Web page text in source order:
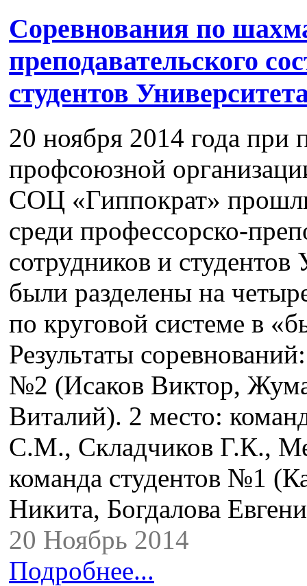
Cоревнования по
преподавательского
студентов
20 ноября 2014 года при
профсоюзной
СОЦ «Гиппократ»
среди профессорско-
сотрудников и
были разделены на
по круговой системе в
Результаты
№2 (Исаков Виктор,
Виталий). 2 место:
С.М., Складчиков Г.К.,
команда студентов №1
Никита, Богдалова
20 Ноябрь 2014
Подробнее...